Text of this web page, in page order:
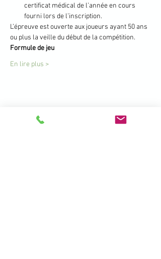
certificat médical de l’année en cours
fourni lors de l’inscription.
L’épreuve est ouverte aux joueurs ayant 50 ans
ou plus la veille du début de la compétition.
Formule de jeu
En lire plus >
Partager cet événement